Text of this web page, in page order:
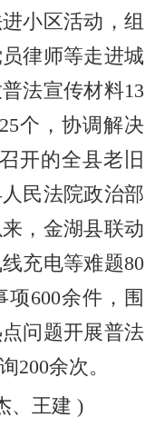
小区活动，组
律师等走进城
法宣传材料13
个，协调解决
开的全县老旧
民法院政治部
，金湖县联动
充电等难题80
600余件，围
问题开展普法
200余次。
、王建 )